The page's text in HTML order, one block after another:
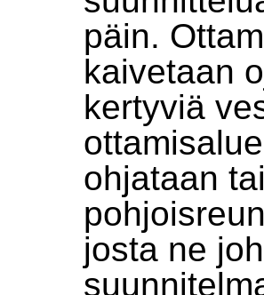
päin.
kaivetaan
kertyviä
ohjataan
josta ne